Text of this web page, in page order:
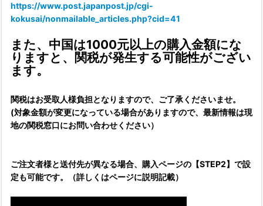
https://www.post.japanpost.jp/cgi-
kokusai/nonmailable_articles.php?cid=41
また、中国は1000元以上の購入金額にな
りますと、関税が発生する可能性がござい
ます。
関税はお受取人様負担となりますので、ご了承くださいませ。
(対象金額が変更になっている場合がありますので、最新情報は現
地の関税窓口にお問い合わせください）
ご注文者様と送付先が異なる場合、購入ページの【STEP2】で設
定も可能です。（詳しくはページに説明記載）